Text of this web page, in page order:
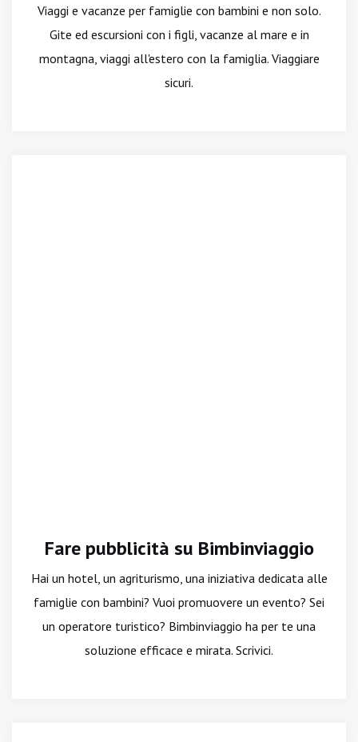
Viaggi e vacanze per famiglie con bambini e non solo.
Gite ed escursioni con i figli, vacanze al mare e in
montagna, viaggi all'estero con la famiglia. Viaggiare
sicuri.
Fare pubblicità su Bimbinviaggio
Hai un hotel, un agriturismo, una iniziativa dedicata alle
famiglie con bambini? Vuoi promuovere un evento? Sei
un operatore turistico? Bimbinviaggio ha per te una
soluzione efficace e mirata. Scrivici.